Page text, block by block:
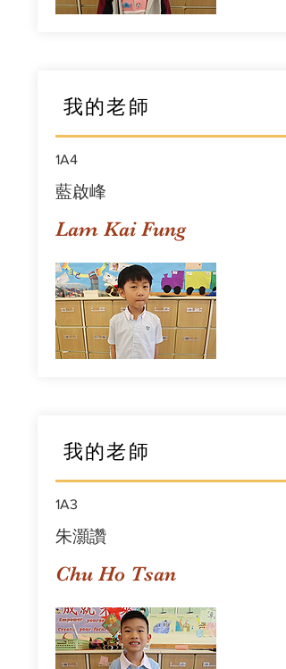
我的老師
1A4
藍啟峰
Lam Kai Fung
我的老師
1A3
朱灝讚
Chu Ho Tsan